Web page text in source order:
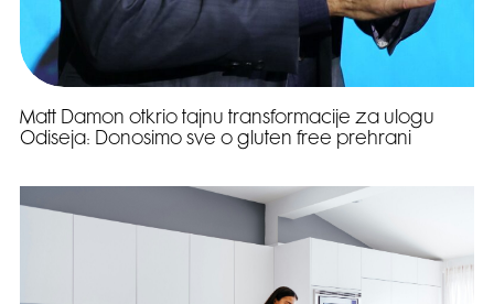
Matt Damon otkrio tajnu transformacije za ulogu
Odiseja: Donosimo sve o gluten free prehrani